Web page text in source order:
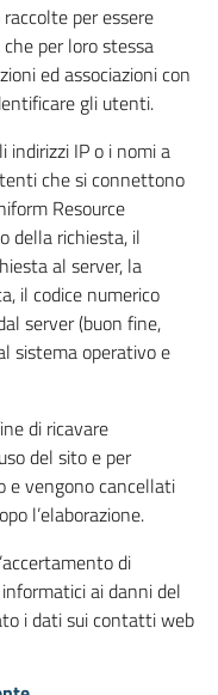
per essere
per loro stessa
ed associazioni con
gli utenti.
indirizzi IP o i nomi a
che si connettono
Resource
della richiesta, il
al server, la
il codice numerico
server (buon fine,
sistema operativo e
di ricavare
del sito e per
e vengono cancellati
l’elaborazione.
di
ai danni del
i dati sui contatti web